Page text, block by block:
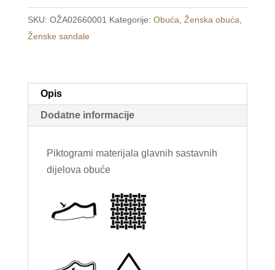
na
petu
crne
SKU: OŽA02660001 Kategorije: Obuća Ženska obuća
Ženske sandale
Opis
Dodatne informacije
Piktogrami materijala glavnih sastavnih
dijelova obuće